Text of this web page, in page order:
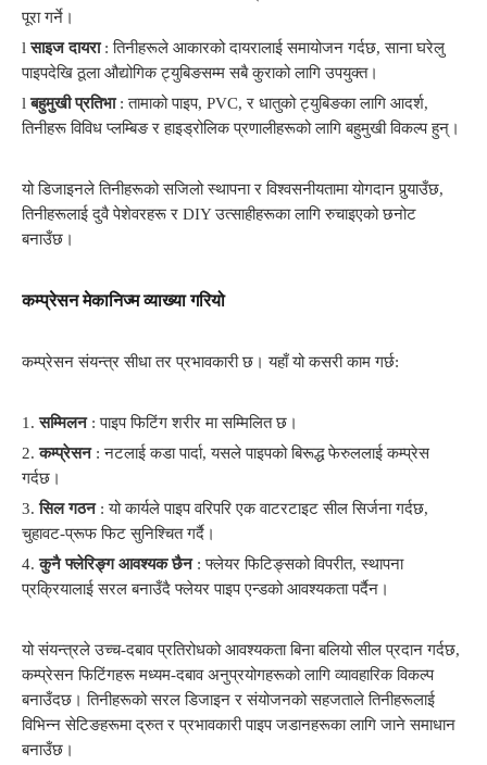
पूरा गर्ने।
lसाइज दायरा: तिनीहरूले आकारको दायरालाई समायोजन गर्दछ, साना घरेलु
पाइपदेखि ठूला औद्योगिक ट्युबिङसम्म सबै कुराको लागि उपयुक्त।
lबहुमुखी प्रतिभा: तामाको पाइप, PVC, र धातुको ट्युबिङका लागि आदर्श,
तिनीहरू विविध प्लम्बिङ र हाइड्रोलिक प्रणालीहरूको लागि बहुमुखी विकल्प हुन्।
यो डिजाइनले तिनीहरूको सजिलो स्थापना र विश्वसनीयतामा योगदान पुर्‍याउँछ,
तिनीहरूलाई दुवै पेशेवरहरू र DIY उत्साहीहरूका लागि रुचाइएको छनोट
बनाउँछ।
कम्प्रेसन मेकानिज्म व्याख्या गरियो
कम्प्रेसन संयन्त्र सीधा तर प्रभावकारी छ। यहाँ यो कसरी काम गर्छ:
1.सम्मिलन : पाइप फिटिंग शरीर मा सम्मिलित छ।
2.कम्प्रेसन : नटलाई कडा पार्दा, यसले पाइपको बिरूद्ध फेरुललाई कम्प्रेस
गर्दछ।
3.सिल गठन : यो कार्यले पाइप वरिपरि एक वाटरटाइट सील सिर्जना गर्दछ,
चुहावट-प्रूफ फिट सुनिश्चित गर्दै।
4.कुनै फ्लेरिङ्ग आवश्यक छैन : फ्लेयर फिटिङ्सको विपरीत, स्थापना
प्रक्रियालाई सरल बनाउँदै फ्लेयर पाइप एन्डको आवश्यकता पर्दैन।
यो संयन्त्रले उच्च-दबाव प्रतिरोधको आवश्यकता बिना बलियो सील प्रदान गर्दछ,
कम्प्रेसन फिटिंगहरू मध्यम-दबाव अनुप्रयोगहरूको लागि व्यावहारिक विकल्प
बनाउँदछ। तिनीहरूको सरल डिजाइन र संयोजनको सहजताले तिनीहरूलाई
विभिन्न सेटिङहरूमा द्रुत र प्रभावकारी पाइप जडानहरूका लागि जाने समाधान
बनाउँछ।